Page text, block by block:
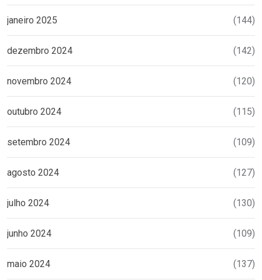
janeiro 2025 (144)
dezembro 2024 (142)
novembro 2024 (120)
outubro 2024 (115)
setembro 2024 (109)
agosto 2024 (127)
julho 2024 (130)
junho 2024 (109)
maio 2024 (137)